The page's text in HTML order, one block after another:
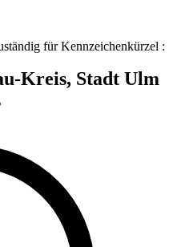
für Kennzeichenkürzel :
Kreis, Stadt Ulm